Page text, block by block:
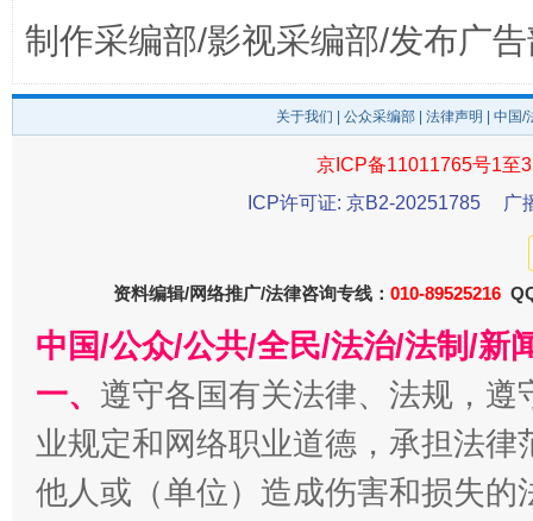
千年窑火 生生不息
制作采编部/影视采编部/发布广
关于我们 公众采编部 法律声明 | 中国
京ICP备11011765号1至
ICP许可证: 京B2-20251785
广
资料编辑/网络推广/法律咨询专线： 010-89525216
中国/公众/公共/全民/法治/法制/新
一、 遵守各国有关法律、法规，
业规定和网络职业道德，承担法
他人或（单位）造成伤害和损失